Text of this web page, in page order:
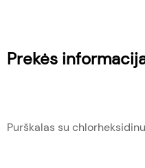
Prekės
Purškalas su